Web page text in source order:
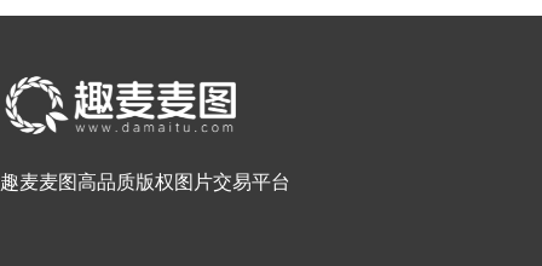
趣麦麦图高品质版权图片交易平台